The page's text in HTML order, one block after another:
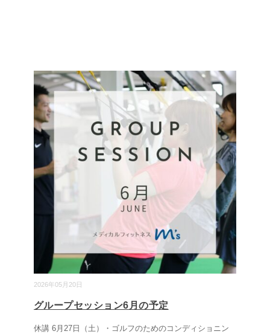
2026年05月20日
グループセッション6月の予定
休講 6月27日（土）・ゴルフのためのコンディショニン